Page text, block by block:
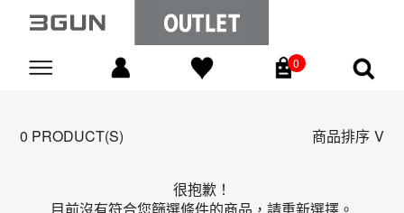
0
0 PRODUCT(S) 商品排序
很抱歉！
目前沒有符合您篩選條件的商品，請重新選擇。